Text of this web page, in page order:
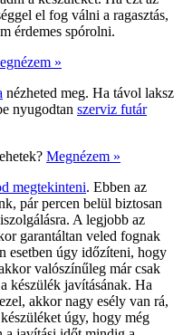
el fog válni a ragasztás,
érdemes spórolni.
»
nézheted meg. Ha távol laksz
nyugodtan szerviz futár
Megnézem »
megtekinteni. Ebben az
pár percen belül biztosan
A legjobb az
garantáltan veled fognak
esetben úgy időzíteni, hogy
valószínűleg már csak
készülék javításának. Ha
akkor nagy esély van rá,
úgy, hogy még